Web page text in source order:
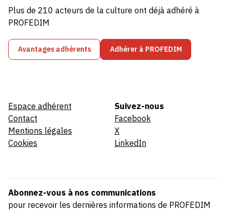
Plus de 210 acteurs de la culture ont déjà adhéré à
PROFEDIM
Avantages adhérents Adhérer à PROFEDIM
Espace adhérent
Contact
Mentions légales
Cookies
Suivez-nous
Facebook
X
LinkedIn
Abonnez-vous à nos communications
pour recevoir les dernières informations de PROFEDIM